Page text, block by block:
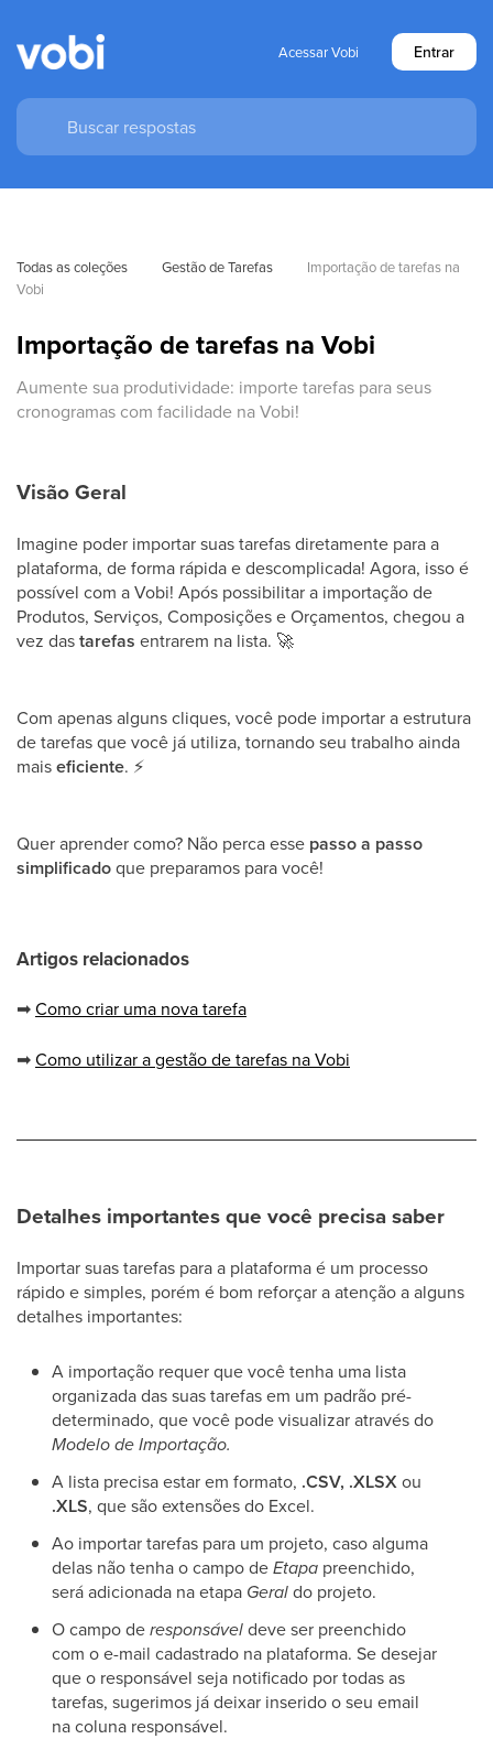
Acessar Vobi Entrar
Todas as coleções Gestão de Tarefas
Importação de tarefas na
Vobi
Importação de tarefas na Vobi
Aumente sua produtividade: importe tarefas para seus
cronogramas com facilidade na Vobi!
Visão Geral
Imagine poder importar suas tarefas diretamente para a
plataforma, de forma rápida e descomplicada! Agora, isso é
possível com a Vobi! Após possibilitar a importação de
Produtos, Serviços, Composições e Orçamentos, chegou a
vez dastarefas entrarem na lista. 🚀
Com apenas alguns cliques, você pode importar a estrutura
de tarefas que você já utiliza, tornando seu trabalho ainda
maiseficiente. ⚡
Quer aprender como? Não perca esse passo a passo
simplificadoque preparamos para você!
Artigos relacionados
➡Como criar uma nova tarefa
➡Como utilizar a gestão de tarefas na Vobi
Detalhes importantes que você precisa saber
Importar suas tarefas para a plataforma é um processo
rápido e simples, porém é bom reforçar a atenção a alguns
detalhes importantes:
A importação requer que você tenha uma lista
organizada das suas tarefas em um padrão pré-
determinado, que você pode visualizar através do
Modelo de Importação.
A lista precisa estar em formato, .CSV, .XLSXou
.XLS, que são extensões do Excel.
Ao importar tarefas para um projeto, caso alguma
delas não tenha o campo deEtapa preenchido,
será adicionada na etapa Geraldo projeto.
O campo deresponsáveldeve ser preenchido
com o e-mail cadastrado na plataforma. Se desejar
que o responsável seja notificado por todas as
tarefas, sugerimos já deixar inserido o seu email
na coluna responsável.